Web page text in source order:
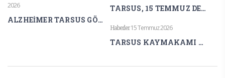
2026
ALZHEİMER TARSUS GÖNÜLLÜLERİNDEN LAVANTA KOKULARI ARASINDA FARKINDALIK ETKİNLİĞİ
TARSUS, 15 TEMMUZ DEMOKRASİ VE MİLLÎ BİRLİK GÜNÜ’NDE TEK YÜREK OLDU
Haberler15 Temmuz 2026
TARSUS KAYMAKAMI AKYÜZ’DEN 15 TEMMUZ MESAJI